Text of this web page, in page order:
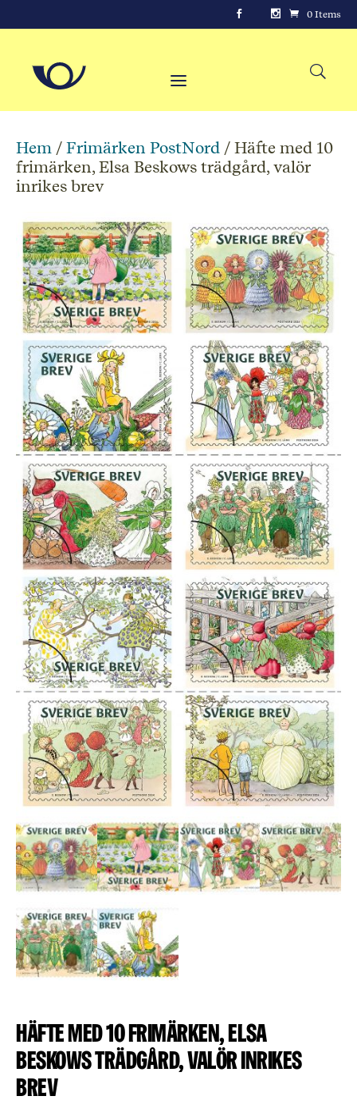
0 Items
Hem / Frimärken PostNord / Häfte med 10
frimärken, Elsa Beskows trädgård, valör
inrikes brev
Häfte med 10 frimärken, Elsa
Beskows trädgård, valör inrikes
brev